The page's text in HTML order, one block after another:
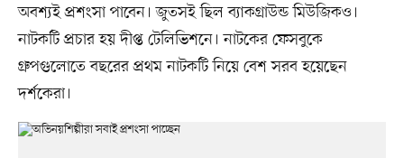
অবশ্যই প্রশংসা পাবেন। জুতসই ছিল ব্যাকগ্রাউন্ড মিউজিকও।
নাটকটি প্রচার হয় দীপ্ত টেলিভিশনে। নাটকের ফেসবুকে
গ্রুপগুলোতে বছরের প্রথম নাটকটি নিয়ে বেশ সরব হয়েছেন
দর্শকেরা।